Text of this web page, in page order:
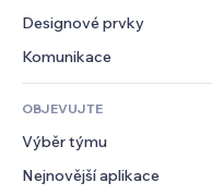
Výpisy webu
E‑mail
Tlačítka pro prodej
Účetnictví
Kupóny a věrnostní programy
Skladování
Události
Restaurace
Nemovitosti
Rezervace
Galerie
Hudba
Podcasty
Fotografie
Video
PDF
Designové prvky
Mapy a navigace
Soukromí a bezpečnost
Hodiny
Šablony stránek
Efekty pro obrázky
Formuláře
Ankety
Chat
OBJEVUJTE
Výběr týmu
Nejnovější aplikace